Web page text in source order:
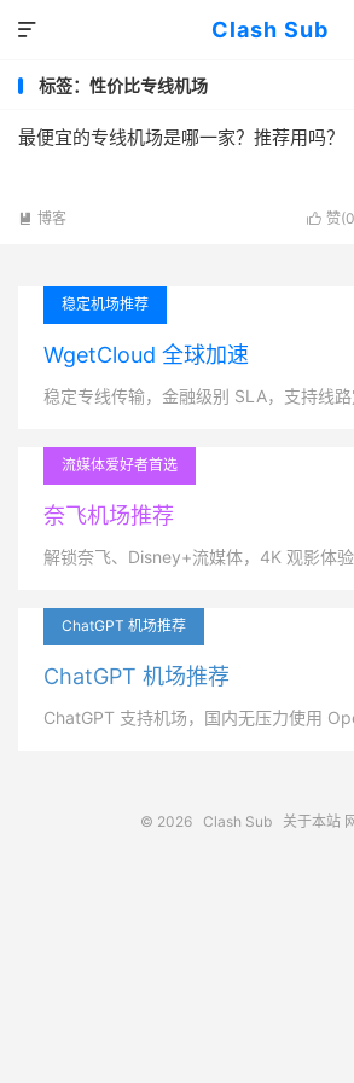
Clash Sub

标签：性价比专线机场
最便宜的专线机场是哪一家？推荐用吗？
 赞(0
 博客
稳定机场推荐
WgetCloud 全球加速
稳定专线传输，金融级别 SLA，支持线路
流媒体爱好者首选
奈飞机场推荐
解锁奈飞、Disney+流媒体，4K 观影体验
ChatGPT 机场推荐
ChatGPT 机场推荐
ChatGPT 支持机场，国内无压力使用
© 2026 Clash Sub 关于本站